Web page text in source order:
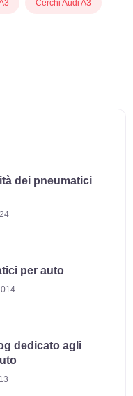
Cerchi Audi A3
dei pneumatici
per auto
dedicato agli